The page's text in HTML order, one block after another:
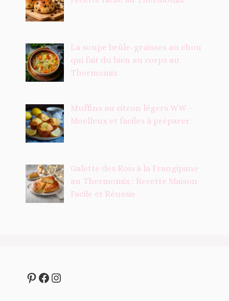
La soupe brûle-graisses au chou
qui fait du bien au corps au
Thermomix
Muffins au citron légers WW –
Moelleux et faciles à préparer
Galette des Rois à la Frangipane
au Thermomix : Recette Maison
Facile et Réussie
Pinterest
Facebook
Instagram